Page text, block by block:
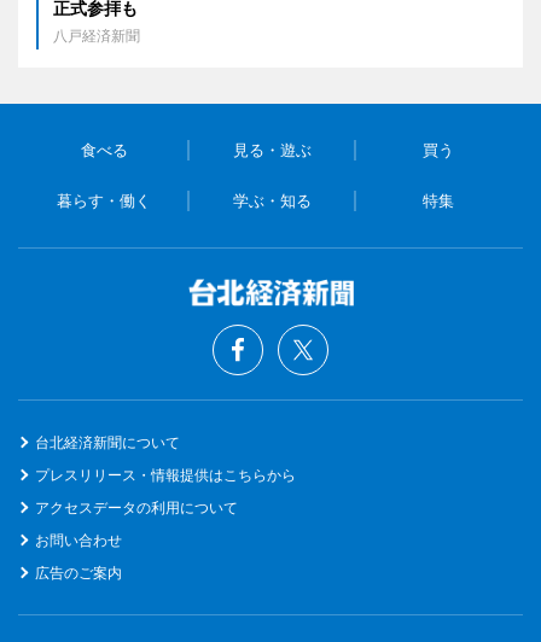
正式参拝も
八戸経済新聞
食べる 見る・遊ぶ 買う
暮らす・働く 学ぶ・知る 特集
台北経済新聞について
プレスリリース・情報提供はこちらから
アクセスデータの利用について
お問い合わせ
広告のご案内